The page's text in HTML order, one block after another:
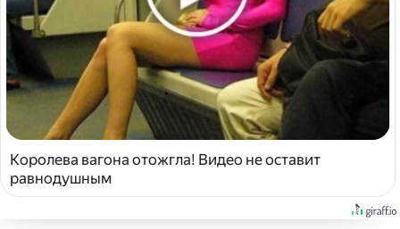
Королева вагона отожгла! Видео не оставит
равнодушным